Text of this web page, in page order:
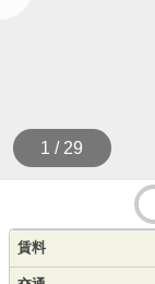
1 / 29
賃料